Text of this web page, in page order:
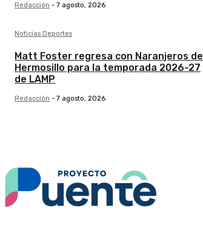
Redacción - 7 agosto, 2026
Noticias Deportes
Matt Foster regresa con Naranjeros de
Hermosillo para la temporada 2026-27
de LAMP
Redacción - 7 agosto, 2026